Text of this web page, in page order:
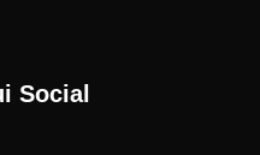
Social